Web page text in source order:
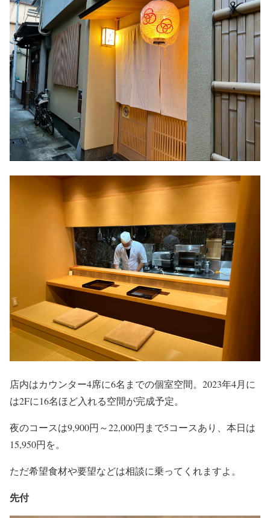
店内はカウンター4席に6名までの個室空間。2023年4月に
は2Fに16名ほど入れる空間が完成予定。
夜のコースは9,900円～22,000円まで5コースあり、本日は
15,950円を。
ただ希望食材や要望などは相談に乗ってくれますよ。
先付